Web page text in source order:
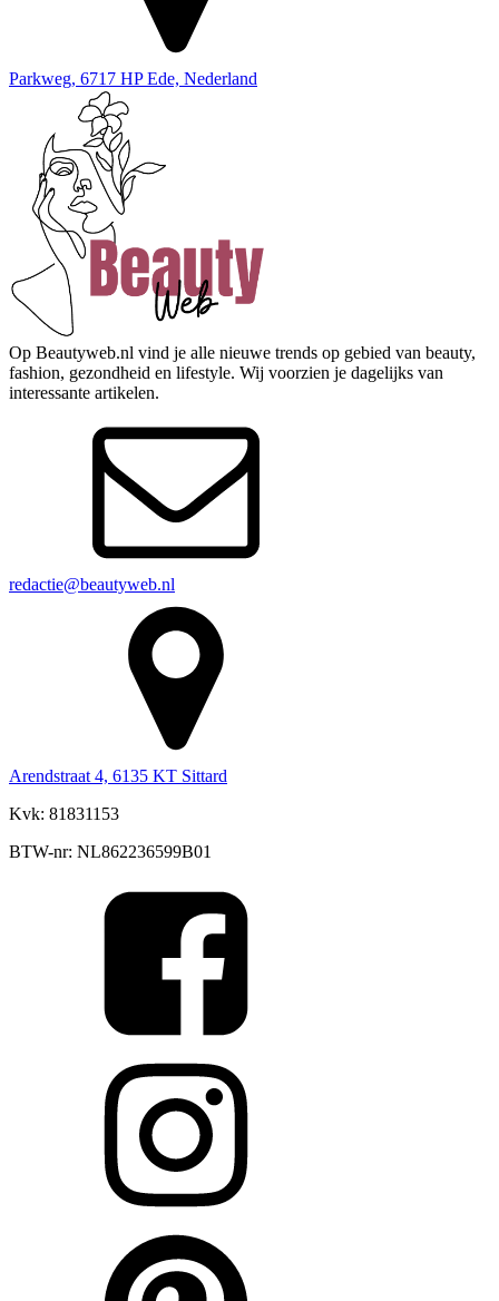
Parkweg, 6717 HP Ede, Nederland
Op Beautyweb.nl vind je alle nieuwe trends op gebied van beauty,
fashion, gezondheid en lifestyle. Wij voorzien je dagelijks van
interessante artikelen.
redactie@beautyweb.nl
Arendstraat 4, 6135 KT Sittard
Kvk: 81831153
BTW-nr: NL862236599B01